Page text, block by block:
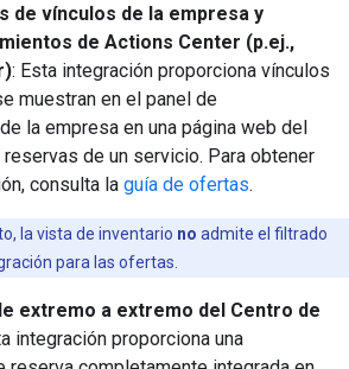
de vínculos de la empresa y
de Actions Center (p.ej.,
: Esta integración proporciona vínculos
muestran en el panel de
la empresa en una página web del
de un servicio. Para obtener
consulta la guía de ofertas.
la vista de inventario no admite el filtrado
para las ofertas.
extremo a extremo del Centro de
integración proporciona una